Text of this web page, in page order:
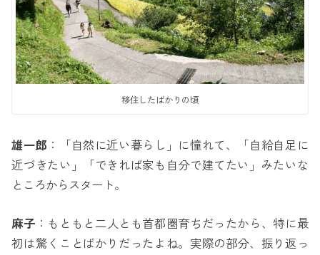
移住したばかりの頃
雄一郎 ：「自然に近い暮らし」に憧れて、「自給自足に
近づきたい」「できれば家も自分で建てたい」みたいな
ところからスタート。
麻子 ：もともと二人とも首都圏育ちだったから、特に最
初は驚くことばかりだったよね。実際の部分、振り返っ